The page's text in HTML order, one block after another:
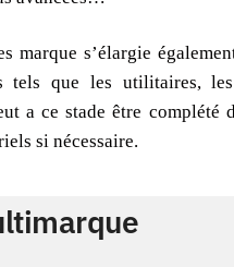
marque s’élargie
tels que les utilitaires,
a ce stade être complété
si nécessaire.